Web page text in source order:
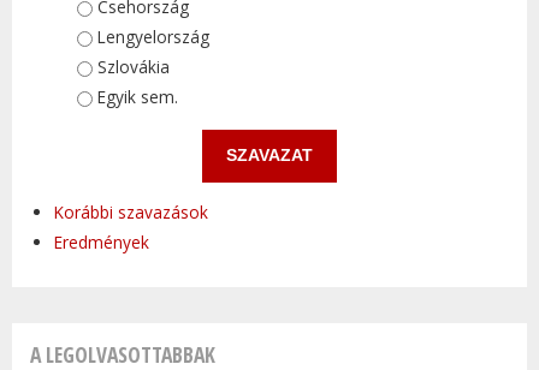
Választások
Csehország
Lengyelország
Szlovákia
Egyik sem.
Korábbi szavazások
Eredmények
A LEGOLVASOTTABBAK